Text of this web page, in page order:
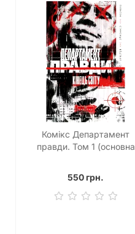
Комікс Департамент
правди. Том 1 (основна
550 грн.